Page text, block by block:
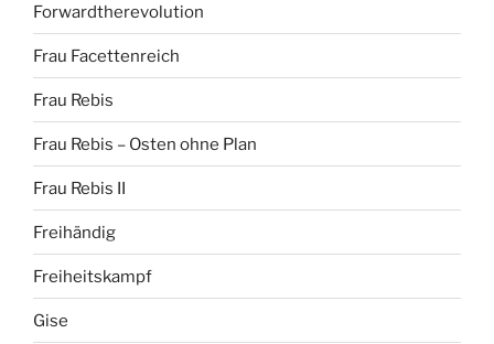
Forwardtherevolution
Frau Facettenreich
Frau Rebis
Frau Rebis – Osten ohne Plan
Frau Rebis II
Freihändig
Freiheitskampf
Gise